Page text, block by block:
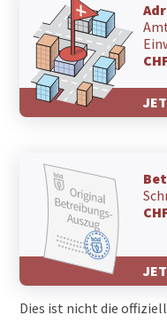
Dies ist nicht die